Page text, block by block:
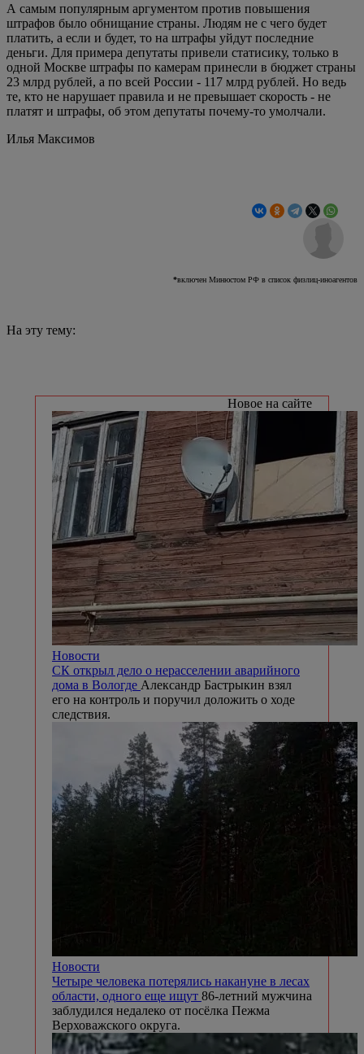
А самым популярным аргументом против повышения
штрафов было обнищание страны. Людям не с чего будет
платить, а если и будет, то на штрафы уйдут последние
деньги. Для примера депутаты привели статисику, только в
одной Москве штрафы по камерам принесли в бюджет страны
23 млрд рублей, а по всей России - 117 млрд рублей. Но ведь
те, кто не нарушает правила и не превышает скорость - не
платят и штрафы, об этом депутаты почему-то умолчали.
Илья Максимов
*включен Минюстом РФ в список физлиц-иноагентов
На эту тему:
Новое на сайте
Новости
СК открыл дело о нерасселении аварийного
дома в Вологде Александр Бастрыкин взял
его на контроль и поручил доложить о ходе
следствия.
Новости
Четыре человека потерялись накануне в лесах
области, одного еще ищут 86-летний мужчина
заблудился недалеко от посёлка Пежма
Верховажского округа.